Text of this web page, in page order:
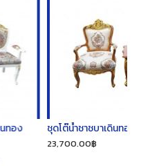
ชุดโต๊น้ำชาชบาเดินทองสีธรรมชาติ
23,700.00฿